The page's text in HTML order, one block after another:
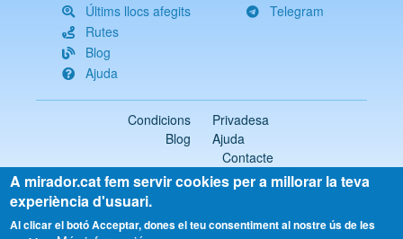
Últims llocs afegits
Rutes
Blog
Ajuda
Telegram
Condicions
Privadesa
Blog
Ajuda
Contacte
2018-2026 ©mirador.cat
Tots els drets reservats
Select
A mirador.cat fem servir cookies per a millorar la teva
experiència d'usuari.
Al clicar el botó Acceptar, dones el teu consentiment al nostre ús de les